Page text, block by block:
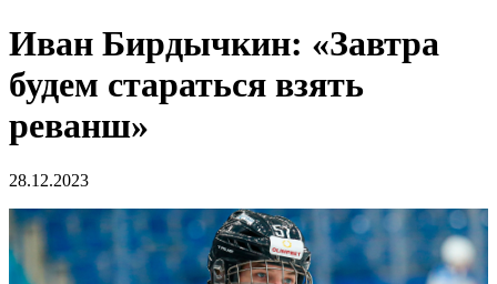
Иван Бирдычкин: «Завтра
будем стараться взять
реванш»
28.12.2023